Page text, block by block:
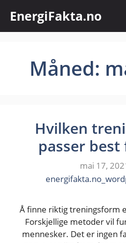
EnergiFakta.no
Måned:
Hvilken
passer best
mai 17,
Å finne riktig treningsform
Forskjellige metoder vil
mennesker. Det er ingen